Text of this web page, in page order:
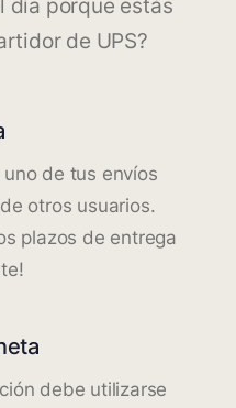
día porque estás
de UPS?
de tus envíos
otros usuarios.
plazos de entrega
debe utilizarse